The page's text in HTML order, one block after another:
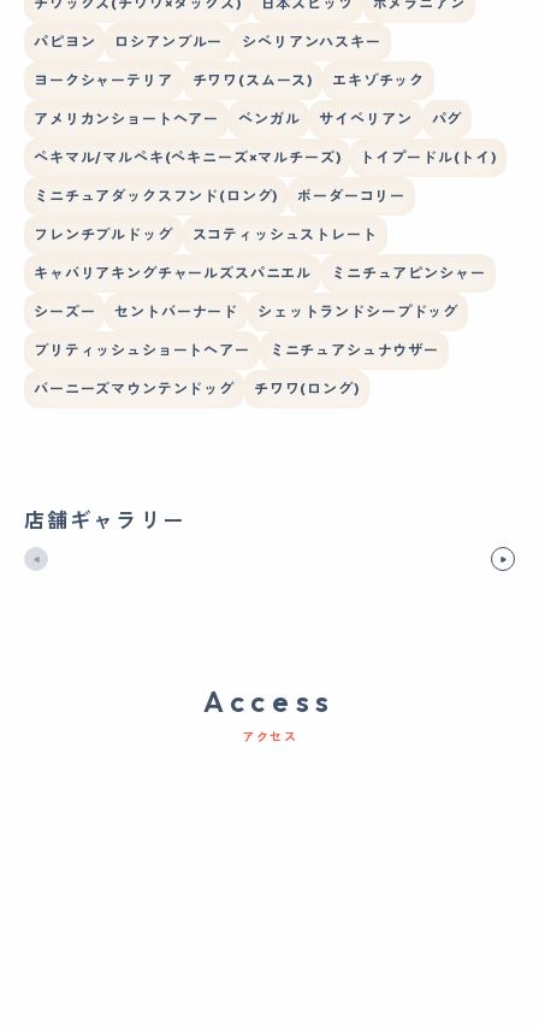
パピヨン ロシアンブルー シベリアンハスキー
ヨークシャーテリア チワワ(スムース) エキゾチック
アメリカンショートヘアー ベンガル サイベリアン パグ
ペキマル/マルペキ(ペキニーズ×マルチーズ) トイプードル(トイ)
ミニチュアダックスフンド(ロング) ボーダーコリー
フレンチブルドッグ スコティッシュストレート
キャバリアキングチャールズスパニエル ミニチュアピンシャー
シーズー セントバーナード シェットランドシープドッグ
ブリティッシュショートヘアー ミニチュアシュナウザー
バーニーズマウンテンドッグ チワワ(ロング)
店舗ギャラリー
Access
アクセス